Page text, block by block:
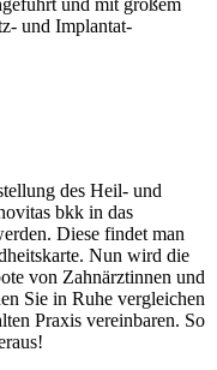
und Implantat-
des Heil- und
bkk in das
Diese findet man
Nun wird die
von Zahnärztinnen und
Sie in Ruhe vergleichen
Praxis vereinbaren. So